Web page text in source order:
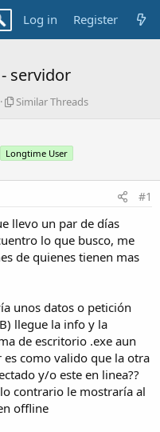
Log in Register
servidor
S
l
r
r
e
a
Similar Threads
Longtime User
#1
llevo un par de días
lo que busco, me
de quienes tienen mas
unos datos o petición
llegue la info y la
de escritorio .exe aun
es como valido que la otra
y/o este en linea??
contrario le mostraría al
offline